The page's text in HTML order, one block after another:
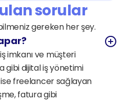
sorular
gereken her şey.
imkanı ve müşteri
gibi dijital iş yönetimi
freelancer sağlayan
fatura gibi